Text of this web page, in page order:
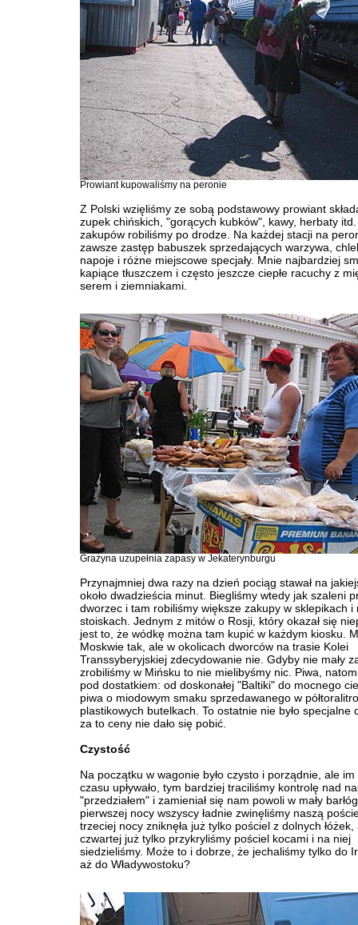
Prowiant kupowaliśmy na peronie
Z Polski wzięliśmy ze sobą podstawowy prowiant
zupek chińskich, "gorących kubków", kawy, herbaty
zakupów robiliśmy po drodze. Na każdej stacji na
zawsze zastęp babuszek sprzedających warzywa,
napoje i różne miejscowe specjały. Mnie najbardziej
kapiące tłuszczem i często jeszcze ciepłe racuchy z
serem i ziemniakami.
Grażyna uzupełnia zapasy w Jekaterynburgu
Przynajmniej dwa razy na dzień pociąg stawał na
około dwadzieścia minut. Biegliśmy wtedy jak szaleni
dworzec i tam robiliśmy większe zakupy w sklepikach i
stoiskach. Jednym z mitów o Rosji, który okazał się
jest to, że wódkę można tam kupić w każdym kiosku.
Moskwie tak, ale w okolicach dworców na trasie Kolei
Transsyberyjskiej zdecydowanie nie. Gdyby nie mały
zrobiliśmy w Mińsku to nie mielibyśmy nic. Piwa,
pod dostatkiem: od doskonałej "Baltiki" do mocnego
piwa o miodowym smaku sprzedawanego w
plastikowych butelkach. To ostatnie nie było specjalne
za to ceny nie dało się pobić.
Czystość
Na początku w wagonie było czysto i porządnie, ale im
czasu upływało, tym bardziej traciliśmy kontrolę nad
"przedziałem" i zamieniał się nam powoli w mały
pierwszej nocy wszyscy ładnie zwinęliśmy naszą
trzeciej nocy zniknęła już tylko pościel z dolnych łóżek,
czwartej już tylko przykryliśmy pościel kocami i na niej
siedzieliśmy. Może to i dobrze, że jechaliśmy tylko do
aż do Władywostoku?